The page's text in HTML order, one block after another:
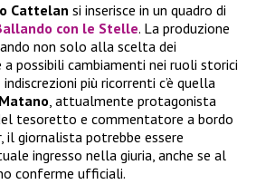
Cattelan si inserisce in un quadro di
con le Stelle. La produzione
non solo alla scelta dei
a possibili cambiamenti nei ruoli storici
più ricorrenti c’è quella
, attualmente protagonista
tesoretto e commentatore a bordo
il giornalista potrebbe essere
ingresso nella giuria, anche se al
conferme ufficiali.